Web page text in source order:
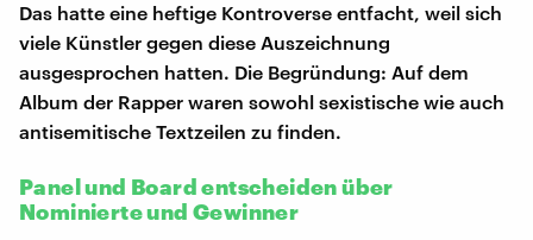
Das hatte eine heftige Kontroverse entfacht, weil sich
viele Künstler gegen diese Auszeichnung
ausgesprochen hatten. Die Begründung: Auf dem
Album der Rapper waren sowohl sexistische wie auch
antisemitische Textzeilen zu finden.
Panel und Board entscheiden über
Nominierte und Gewinner